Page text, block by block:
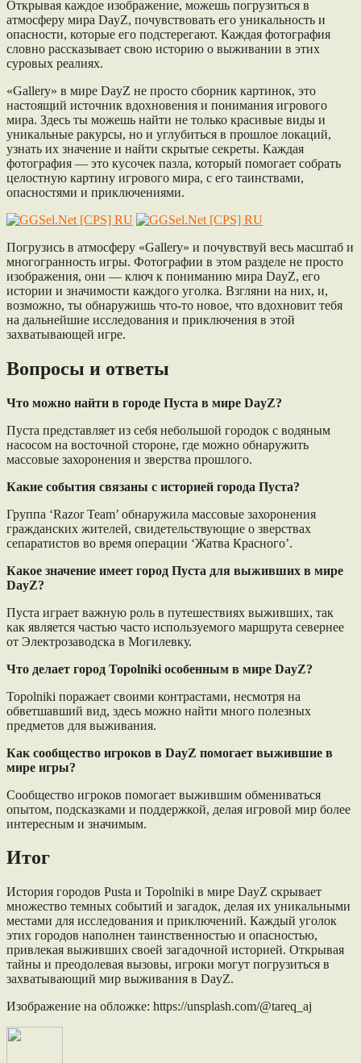
Открывая каждое изображение, можешь погрузиться в
атмосферу мира DayZ, почувствовать его уникальность и
опасности, которые его подстерегают. Каждая фотография
словно рассказывает свою историю о выживании в этих
суровых реалиях.
«Gallery» в мире DayZ не просто сборник картинок, это
настоящий источник вдохновения и понимания игрового
мира. Здесь ты можешь найти не только красивые виды и
уникальные ракурсы, но и углубиться в прошлое локаций,
узнать их значение и найти скрытые секреты. Каждая
фотография — это кусочек пазла, который помогает собрать
целостную картину игрового мира, с его таинствами,
опасностями и приключениями.
Погрузись в атмосферу «Gallery» и почувствуй весь масштаб и
многогранность игры. Фотографии в этом разделе не просто
изображения, они — ключ к пониманию мира DayZ, его
истории и значимости каждого уголка. Взгляни на них, и,
возможно, ты обнаружишь что-то новое, что вдохновит тебя
на дальнейшие исследования и приключения в этой
захватывающей игре.
Вопросы и ответы
Что можно найти в городе Пуста в мире DayZ?
Пуста представляет из себя небольшой городок с водяным
насосом на восточной стороне, где можно обнаружить
массовые захоронения и зверства прошлого.
Какие события связаны с историей города Пуста?
Группа ‘Razor Team’ обнаружила массовые захоронения
гражданских жителей, свидетельствующие о зверствах
сепаратистов во время операции ‘Жатва Красного’.
Какое значение имеет город Пуста для выживших в мире
DayZ?
Пуста играет важную роль в путешествиях выживших, так
как является частью часто используемого маршрута севернее
от Электрозаводска в Могилевку.
Что делает город Topolniki особенным в мире DayZ?
Topolniki поражает своими контрастами, несмотря на
обветшавший вид, здесь можно найти много полезных
предметов для выживания.
Как сообщество игроков в DayZ помогает выжившие в
мире игры?
Сообщество игроков помогает выжившим обмениваться
опытом, подсказками и поддержкой, делая игровой мир более
интересным и значимым.
Итог
История городов Pusta и Topolniki в мире DayZ скрывает
множество темных событий и загадок, делая их уникальными
местами для исследования и приключений. Каждый уголок
этих городов наполнен таинственностью и опасностью,
привлекая выживших своей загадочной историей. Открывая
тайны и преодолевая вызовы, игроки могут погрузиться в
захватывающий мир выживания в DayZ.
Изображение на обложке: https://unsplash.com/@tareq_aj